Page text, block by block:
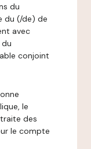
du
du (/de) de
avec
conjoint
le
des
le compte